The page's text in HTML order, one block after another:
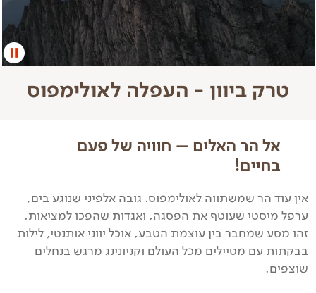
טרק ביוון - העפלה לאולימפוס
אל הר האלים – חוויה של פעם
בחיים!
אין עוד הר שמשתווה לאולימפוס. גובה אלפיני שנוגע בים,
ערפל מיסטי שעוטף את הפסגה, ואגדות שהפכו למציאות.
זהו מסע שמחבר בין עוצמת הטבע, אוכל יווני אותנטי, לילות
בבקתות עם מטיילים מכל העולם וקניונינג מרגש בנחלים
שוצפים.